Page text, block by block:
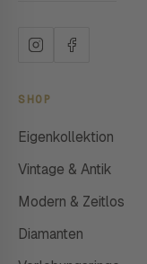
SHOP
Eigenkollektion
Vintage & Antik
Modern & Zeitlos
Diamanten